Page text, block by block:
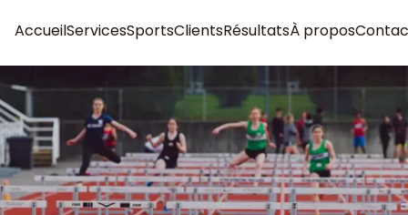
AccueilServicesSportsClientsRésultatsÀ propos